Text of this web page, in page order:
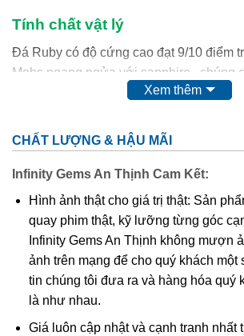
Tính chất vật lý
Đá Ruby có độ cứng cao đạt 9/10 điểm
Mohs ngang ngửa với sapphire , chúng
-Về mặt tự nhiên Ruby có 2 loại: Ruby
Ruby thịt: Loại đá thường, không có
Ruby sao: Loại đá xuất hiện ngôi sao
khi chiếu đèn pin.
-Về mặt xử lý, đá Ruby lại được chia
Ruby tự nhiên hoàn toàn (hay còn
Xem thêm
CHẤT LƯỢNG & HẬU MÃI
Infinity Gems An Thịnh Cam Kết:
Hình ảnh thật cho giá trị thật: Sản
quay phim thật, kỹ lưỡng từng góc
Infinity Gems An Thịnh không mượn
ảnh trên mạng để cho quý khách một
tin chúng tôi đưa ra và hàng hóa quý
là như nhau.
Giá luôn cập nhật và cạnh tranh nhất